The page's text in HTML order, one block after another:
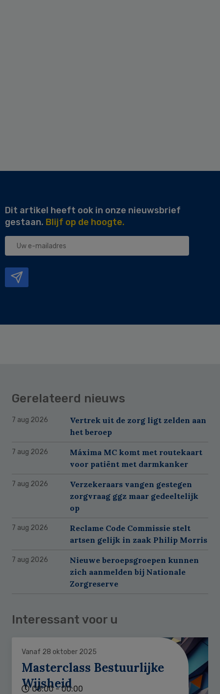
Dit artikel heeft ook in onze nieuwsbrief
gestaan. Blijf op de hoogte.
Uw
Gerelateerd nieuws
7 aug 2026
Vertrek uit de zorg ligt zelden aan
het beroep
7 aug 2026
Máxima MC komt met routekaart
voor patiënt met darmkanker
7 aug 2026
Verzekeraars vangen gestegen
zorgvraag ggz maar gedeeltelijk
op
7 aug 2026
Reclame Code Commissie stelt
artsen gelijk in zaak Philip Morris
7 aug 2026
Nieuwe beroepsgroepen kunnen
zich aanmelden bij Nationale
Zorgreserve
Interessant voor u
Vanaf 28 oktober 2025
Masterclass Bestuurlijke
Wijsheid
00:00 - 00:00